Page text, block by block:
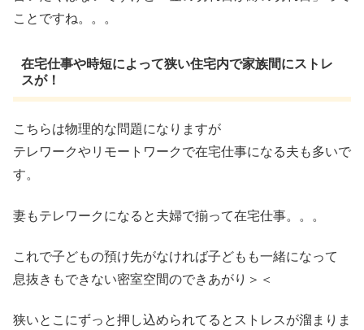
ことですね。。。
在宅仕事や時短によって狭い住宅内で家族間にストレ
スが！
こちらは物理的な問題になりますが
テレワークやリモートワークで在宅仕事になる夫も多いで
す。
妻もテレワークになると夫婦で揃って在宅仕事。。。
これで子どもの預け先がなければ子どもも一緒になって
息抜きもできない密室空間のできあがり＞＜
狭いとこにずっと押し込められてるとストレスが溜まりま